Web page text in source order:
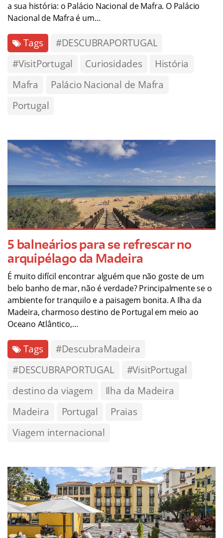
a sua história: o Palácio Nacional de Mafra. O Palácio
Nacional de Mafra é um…
Tags
#DESCUBRAPORTUGAL
#VisitPortugal
Curiosidades
História
Mafra
Palácio Nacional de Mafra
Portugal
5 balneários para se refrescar no
arquipélago da Madeira
É muito difícil encontrar alguém que não goste de um
belo banho de mar, não é verdade? Principalmente se o
ambiente for tranquilo e a paisagem bonita. A Ilha da
Madeira, charmoso destino de Portugal em meio ao
Oceano Atlântico,…
Tags
#DescubraMadeira
#DESCUBRAPORTUGAL
#VisitPortugal
destino da viagem
Ilha da Madeira
Madeira
Portugal
Praias
Viagem internacional